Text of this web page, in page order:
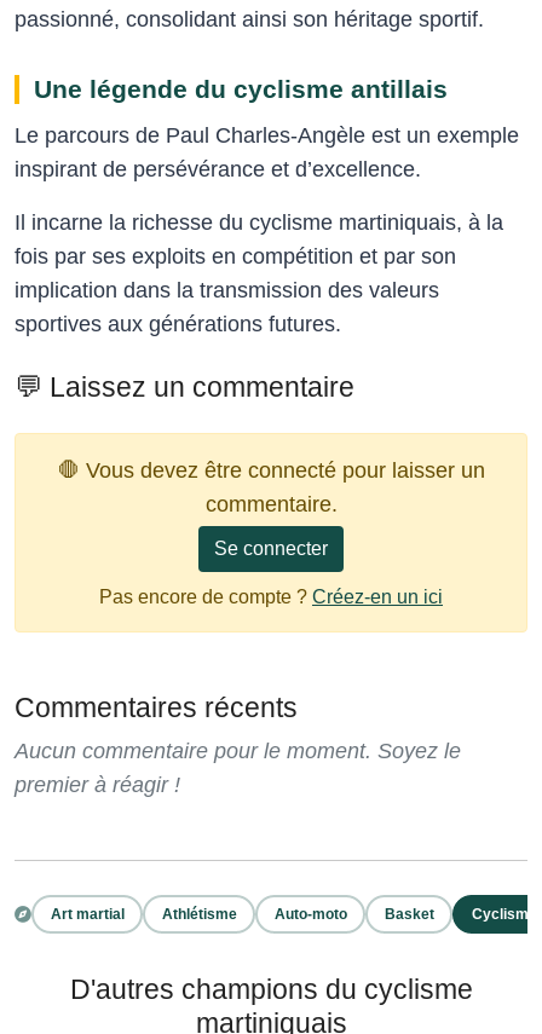
passionné, consolidant ainsi son héritage sportif.
Une légende du cyclisme antillais
Le parcours de Paul Charles-Angèle est un exemple
inspirant de persévérance et d’excellence.
Il incarne la richesse du cyclisme martiniquais, à la
fois par ses exploits en compétition et par son
implication dans la transmission des valeurs
sportives aux générations futures.
💬 Laissez un commentaire
🛑 Vous devez être connecté pour laisser un
commentaire.
Se connecter
Pas encore de compte ? Créez-en un ici
Commentaires récents
Aucun commentaire pour le moment. Soyez le
premier à réagir !
Art martial Athlétisme Auto-moto Basket Cyclisme
D'autres champions du cyclisme
martiniquais